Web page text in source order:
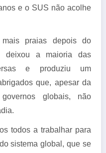
e o SUS não acolhe
mais praias depois do
deixou a maioria das
e produziu um
que, apesar da
globais, não
todos a trabalhar para
sistema global, que se